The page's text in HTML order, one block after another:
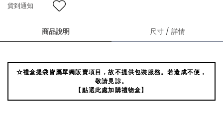
貨到通知
商品說明 尺寸 / 詳情
☆禮盒提袋皆屬單獨販賣項目，故不提供包裝服務。若造成不便，
敬請見諒。
【點選此處加購禮物盒】